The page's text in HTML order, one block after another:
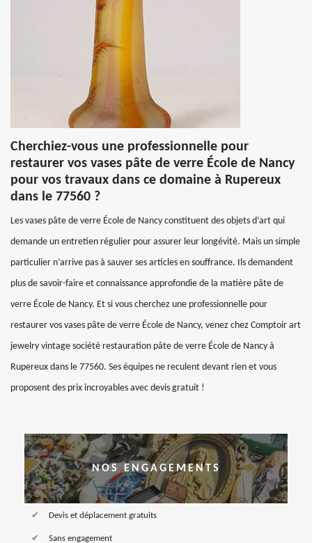
Cherchiez-vous une professionnelle pour
restaurer vos vases pâte de verre École de Nancy
pour vos travaux dans ce domaine à Rupereux
dans le 77560 ?
Les vases pâte de verre École de Nancy constituent des objets d’art qui
demande un entretien régulier pour assurer leur longévité. Mais un simple
particulier n’arrive pas à sauver ses articles en souffrance. Ils demandent
plus de savoir-faire et connaissance approfondie de la matière pâte de
verre École de Nancy. Et si vous cherchez une professionnelle pour
restaurer vos vases pâte de verre École de Nancy, venez chez Comptoir art
jewelry vintage société restauration pâte de verre École de Nancy à
Rupereux dans le 77560. Ses équipes ne reculent devant rien et vous
proposent des prix incroyables avec devis gratuit !
NOS ENGAGEMENTS
Devis et déplacement gratuits
Sans engagement